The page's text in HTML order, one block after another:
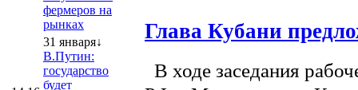
фермеров на
рынках
31 января↓
В.Путин:
государство
будет
Глава Кубани
В ходе заседания